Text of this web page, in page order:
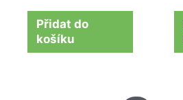
Přidat do
košíku